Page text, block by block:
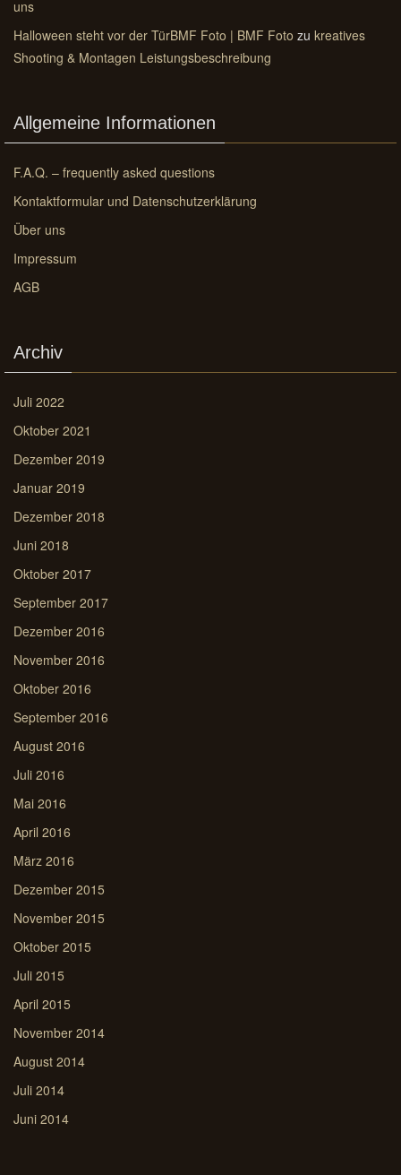
uns
Halloween steht vor der TürBMF Foto | BMF Foto zu kreatives
Shooting & Montagen Leistungsbeschreibung
Allgemeine Informationen
F.A.Q. – frequently asked questions
Kontaktformular und Datenschutzerklärung
Über uns
Impressum
AGB
Archiv
Juli 2022
Oktober 2021
Dezember 2019
Januar 2019
Dezember 2018
Juni 2018
Oktober 2017
September 2017
Dezember 2016
November 2016
Oktober 2016
September 2016
August 2016
Juli 2016
Mai 2016
April 2016
März 2016
Dezember 2015
November 2015
Oktober 2015
Juli 2015
April 2015
November 2014
August 2014
Juli 2014
Juni 2014